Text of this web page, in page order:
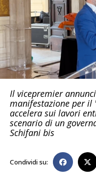
Il vicepremier
manifestazione per il
accelera sui lavori
scenario di un
Schifani bis
Condividi su: